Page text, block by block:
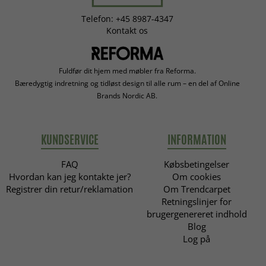
Telefon: +45 8987-4347
Kontakt os
Fuldfør dit hjem med møbler fra Reforma.
Bæredygtig indretning og tidløst design til alle rum – en del af Online
Brands Nordic AB.
KUNDSERVICE
FAQ
Hvordan kan jeg kontakte jer?
Registrer din retur/reklamation
INFORMATION
Købsbetingelser
Om cookies
Om Trendcarpet
Retningslinjer for
brugergenereret indhold
Blog
Log på